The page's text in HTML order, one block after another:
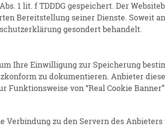
1 lit. f TDDDG gespei­chert. Der
Bereit­stellung seiner Dienste. Soweit
gesondert behandelt.
Ihre Einwil­ligung zur Speicherung
zu dokumen­tieren. Anbieter
Funkti­ons­weise von “Real Cookie
zu den Servern des